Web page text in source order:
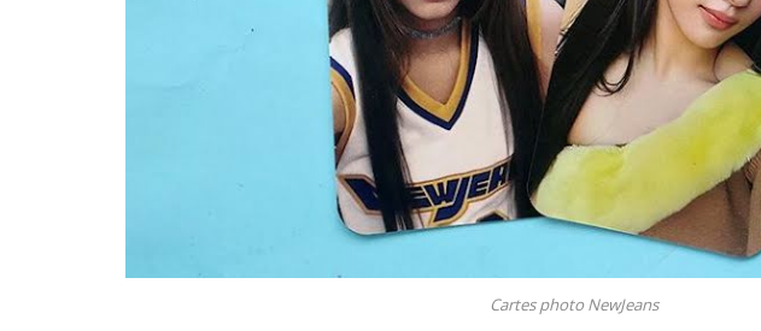
Cartes photo NewJeans